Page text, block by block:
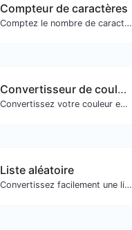
Compteur de caractères
Comptez le nombre de caractères et de mots d'un texte donné.
Convertisseur de couleurs
Convertissez votre couleur en plusieurs autres formats.
Liste aléatoire
Convertissez facilement une liste de texte donné en une liste aléatoire.